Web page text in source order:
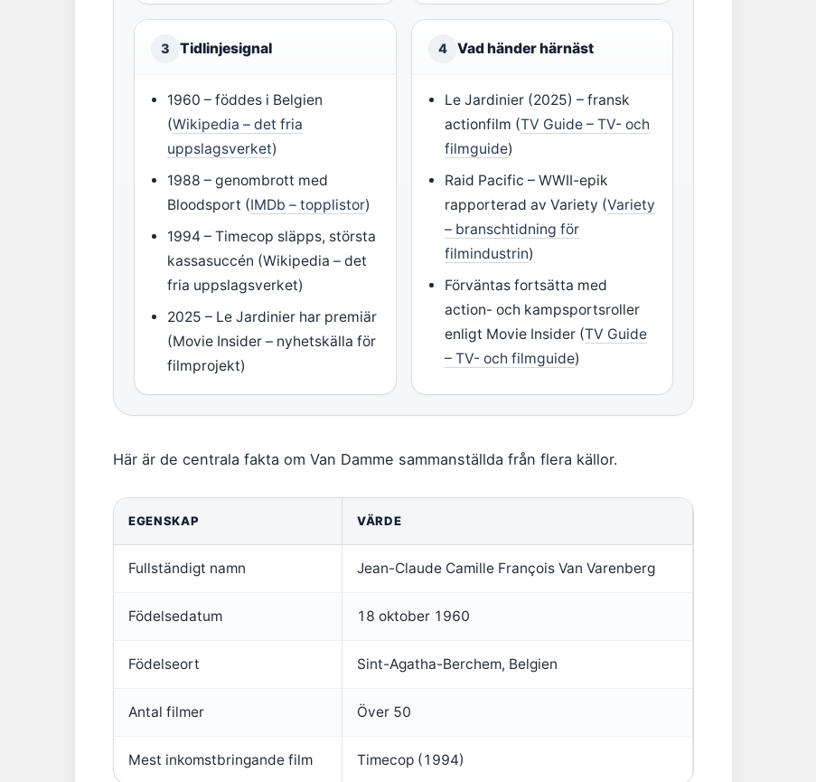
3 Tidlinjesignal
1960 – föddes i Belgien
(Wikipedia – det fria
uppslagsverket)
1988 – genombrott med
Bloodsport (IMDb – topplistor)
1994 – Timecop släpps, största
kassasuccén (Wikipedia – det
fria uppslagsverket)
2025 – Le Jardinier har premiär
(Movie Insider – nyhetskälla för
filmprojekt)
4 Vad händer härnäst
Le Jardinier (2025) – fransk
actionfilm (TV Guide – TV- och
filmguide)
Raid Pacific – WWII-epik
rapporterad av Variety (Variety
– branschtidning för
filmindustrin)
Förväntas fortsätta med
action- och kampsportsroller
enligt Movie Insider (TV Guide
– TV- och filmguide)
Här är de centrala fakta om Van Damme sammanställda från flera källor.
EGENSKAP VÄRDE
Fullständigt namn Jean-Claude Camille François Van Varenberg
Födelsedatum 18 oktober 1960
Födelseort Sint-Agatha-Berchem, Belgien
Antal filmer Över 50
Mest inkomstbringande film Timecop (1994)